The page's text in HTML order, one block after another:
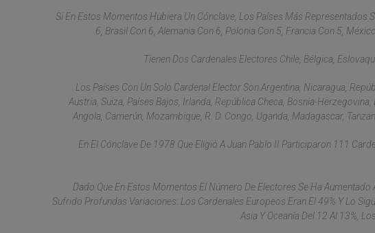
Si En Estos Momentos Hubiera Un Cónclave, Los Países Más Representados
6, Brasil Con 6, Alemania Con 6, Polonia Con 5, Francia Con 5,
Tienen Dos Cardenales Electores Chile, Bélgica,
Los Países Con Un Solo Cardenal Elector Son Argentina, Nicaragua,
Austria, Suiza, Países Bajos, Irlanda, República Checa, Bosnia-
Angola, Camerún, Mozambique, R. D. Congo, Uganda, Madagascar,
En El Cónclave De 1978 Que Eligió A Juan Pablo II Participaron 111
Dado Que En Estos Momentos El Número De Electores Se Ha
Sufrido Profundas Variaciones: Los Cardenales Europeos Eran El 49% Y Lo
Asia Y Oceanía Del 12 Al 13%,